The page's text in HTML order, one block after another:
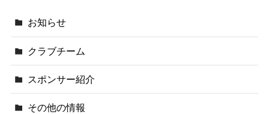
お知らせ
クラブチーム
スポンサー紹介
その他の情報